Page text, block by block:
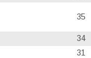
35
34
31